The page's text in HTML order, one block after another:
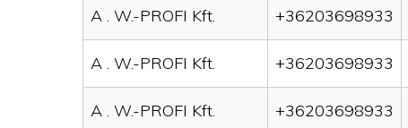
A . W.-PROFI Kft. +36203698933
A . W.-PROFI Kft. +36203698933
A . W.-PROFI Kft. +36203698933